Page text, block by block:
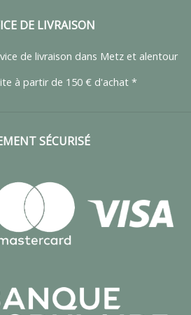
DE LIVRAISON
de livraison dans Metz et alentour
à partir de 150 € d'achat *
SÉCURISÉ